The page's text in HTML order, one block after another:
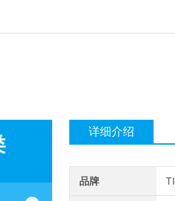
详细介绍
品牌